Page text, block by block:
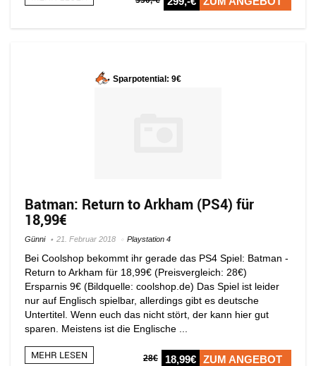
Sparpotential: 9€
Batman: Return to Arkham (PS4) für
18,99€
Günni 21. Februar 2018 Playstation 4
Bei Coolshop bekommt ihr gerade das PS4 Spiel: Batman -
Return to Arkham für 18,99€ (Preisvergleich: 28€)
Ersparnis 9€ (Bildquelle: coolshop.de) Das Spiel ist leider
nur auf Englisch spielbar, allerdings gibt es deutsche
Untertitel. Wenn euch das nicht stört, der kann hier gut
sparen. Meistens ist die Englische ...
MEHR LESEN 28€ 18,99€ ZUM ANGEBOT